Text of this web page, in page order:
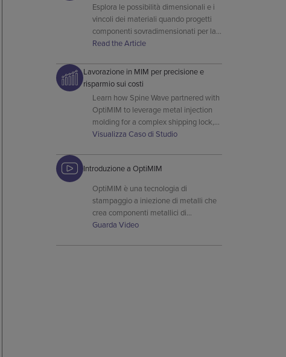
Esplora le possibilità dimensionali e i
vincoli dei materiali quando progetti
componenti sovradimensionati per la
produzione con stampaggio a
Read the Article
Lavorazione in MIM per precisione e
risparmio sui costi
Learn how Spine Wave partnered with
OptiMIM to leverage metal injection
molding for a complex shipping lock,
reducing costs and improving safety
Interbody Device.
Visualizza Caso di Studio
Introduzione a OptiMIM
OptiMIM è una tecnologia di
stampaggio a iniezione di metalli che
crea componenti metallici di
precisione ad alte prestazioni. Il
progetti complessi che possono essere
Guarda Video